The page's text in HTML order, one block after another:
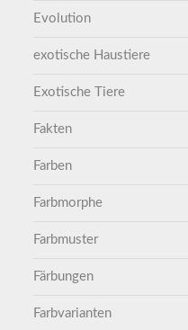
Evolution
exotische Haustiere
Exotische Tiere
Fakten
Farben
Farbmorphe
Farbmuster
Färbungen
Farbvarianten